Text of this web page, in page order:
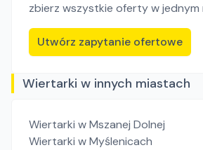
zbierz wszystkie oferty w jednym
Utwórz zapytanie ofertowe
Wiertarki w innych miastach
Wiertarki w Mszanej Dolnej
Wiertarki w Myślenicach